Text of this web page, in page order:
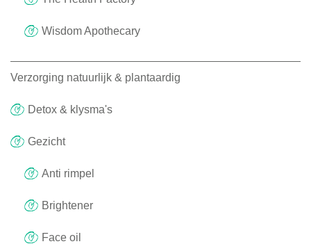
Wisdom Apothecary
Verzorging natuurlijk & plantaardig
Detox & klysma's
Gezicht
Anti rimpel
Brightener
Face oil